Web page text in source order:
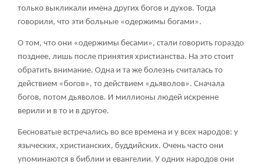
только выкликали имена других богов и духов. Тогда
говорили, что эти больные «одержимы богами».
О том, что они «одержимы бесами», стали говорить гораздо
позднее, лишь после принятия христианства. На это стоит
обратить внимание. Одна и та же болезнь считалась то
действием «богов», то действием «дьяволов». Сначала
богов, потом дьяволов. И миллионы людей искренне
верили и в то и в другое.
Бесноватые встречались во все времена и у всех народов: у
языческих, христианских, буддийских. Очень часто они
упоминаются в библии и евангелии. У одних народов они